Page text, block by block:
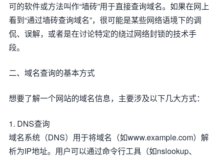
可的软件或方法叫作“墙砖”用于直接查询域名。如果在网上
看到“通过墙砖查询域名”，很可能是某些网络语境下的调
侃、误解，或者是在讨论特定的绕过网络封锁的技术手
段。
二、域名查询的基本方式
想要了解一个网站的域名信息，主要涉及以下几大方式：
1. DNS查询
域名系统（DNS）用于将域名（如www.example.com）解
析为IP地址。用户可以通过命令行工具（如nslookup、